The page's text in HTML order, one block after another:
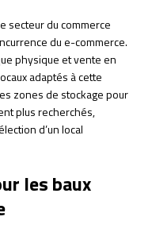
secteur du commerce
du e-commerce.
physique et vente en
adaptés à cette
zones de stockage pour
plus recherchés,
d’un local
les baux